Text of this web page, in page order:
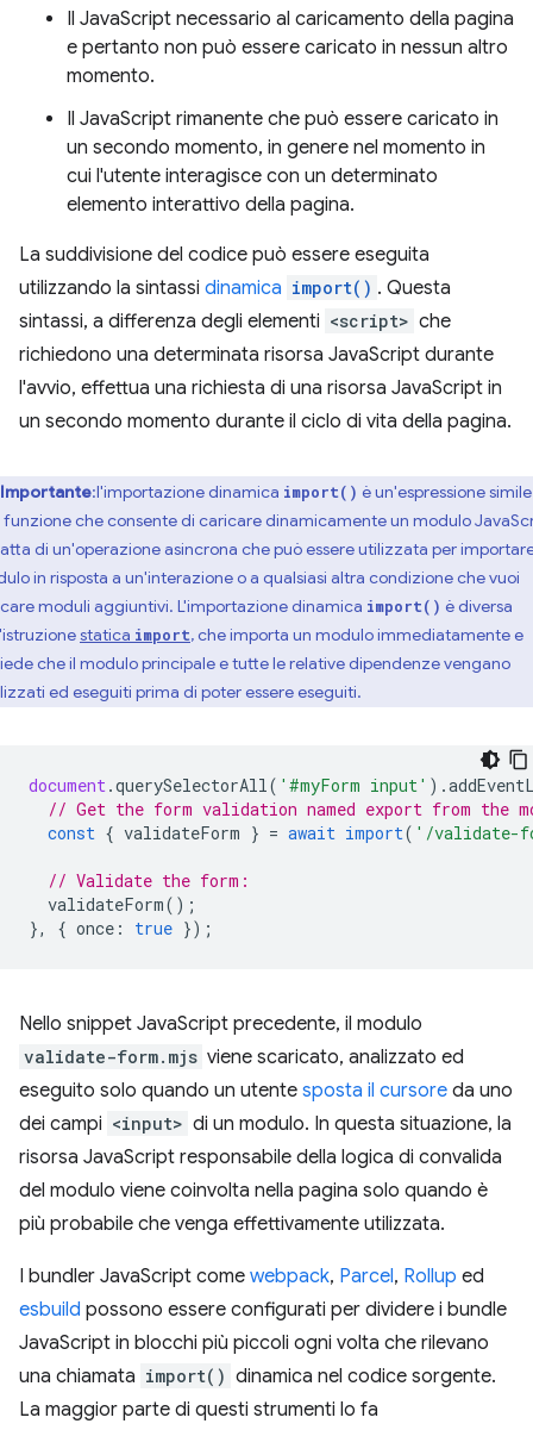
Il JavaScript necessario al caricamento della pagina
e pertanto non può essere caricato in nessun altro
momento.
Il JavaScript rimanente che può essere caricato in
un secondo momento, in genere nel momento in
cui l'utente interagisce con un determinato
elemento interattivo della pagina.
La suddivisione del codice può essere eseguita
utilizzando la sintassi dinamica import() . Questa
sintassi, a differenza degli elementi <script> che
richiedono una determinata risorsa JavaScript durante
l'avvio, effettua una richiesta di una risorsa JavaScript in
un secondo momento durante il ciclo di vita della pagina.
Importante:l'importazione dinamica import() è un'espressione
funzione che consente di caricare dinamicamente un modulo
di un'operazione asincrona che può essere utilizzata per
in risposta a un'interazione o a qualsiasi altra condizione che vuoi
moduli aggiuntivi. L'importazione dinamica import() è diversa
statica import, che importa un modulo immediatamente e
che il modulo principale e tutte le relative dipendenze vengano
ed eseguiti prima di poter essere eseguiti.
document.querySelectorAll( '#myForm input' ).
// Get the form validation named export from the
const { validateForm } = await import( '/validate-
// Validate the form:
validateForm();
},
{ once : true });
Nello snippet JavaScript precedente, il modulo
validate-form.mjs viene scaricato, analizzato ed
eseguito solo quando un utente sposta il cursore da uno
dei campi <input> di un modulo. In questa situazione, la
risorsa JavaScript responsabile della logica di convalida
del modulo viene coinvolta nella pagina solo quando è
più probabile che venga effettivamente utilizzata.
I bundler JavaScript come webpack, Parcel, Rollup ed
esbuild possono essere configurati per dividere i bundle
JavaScript in blocchi più piccoli ogni volta che rilevano
una chiamata import() dinamica nel codice sorgente.
La maggior parte di questi strumenti lo fa